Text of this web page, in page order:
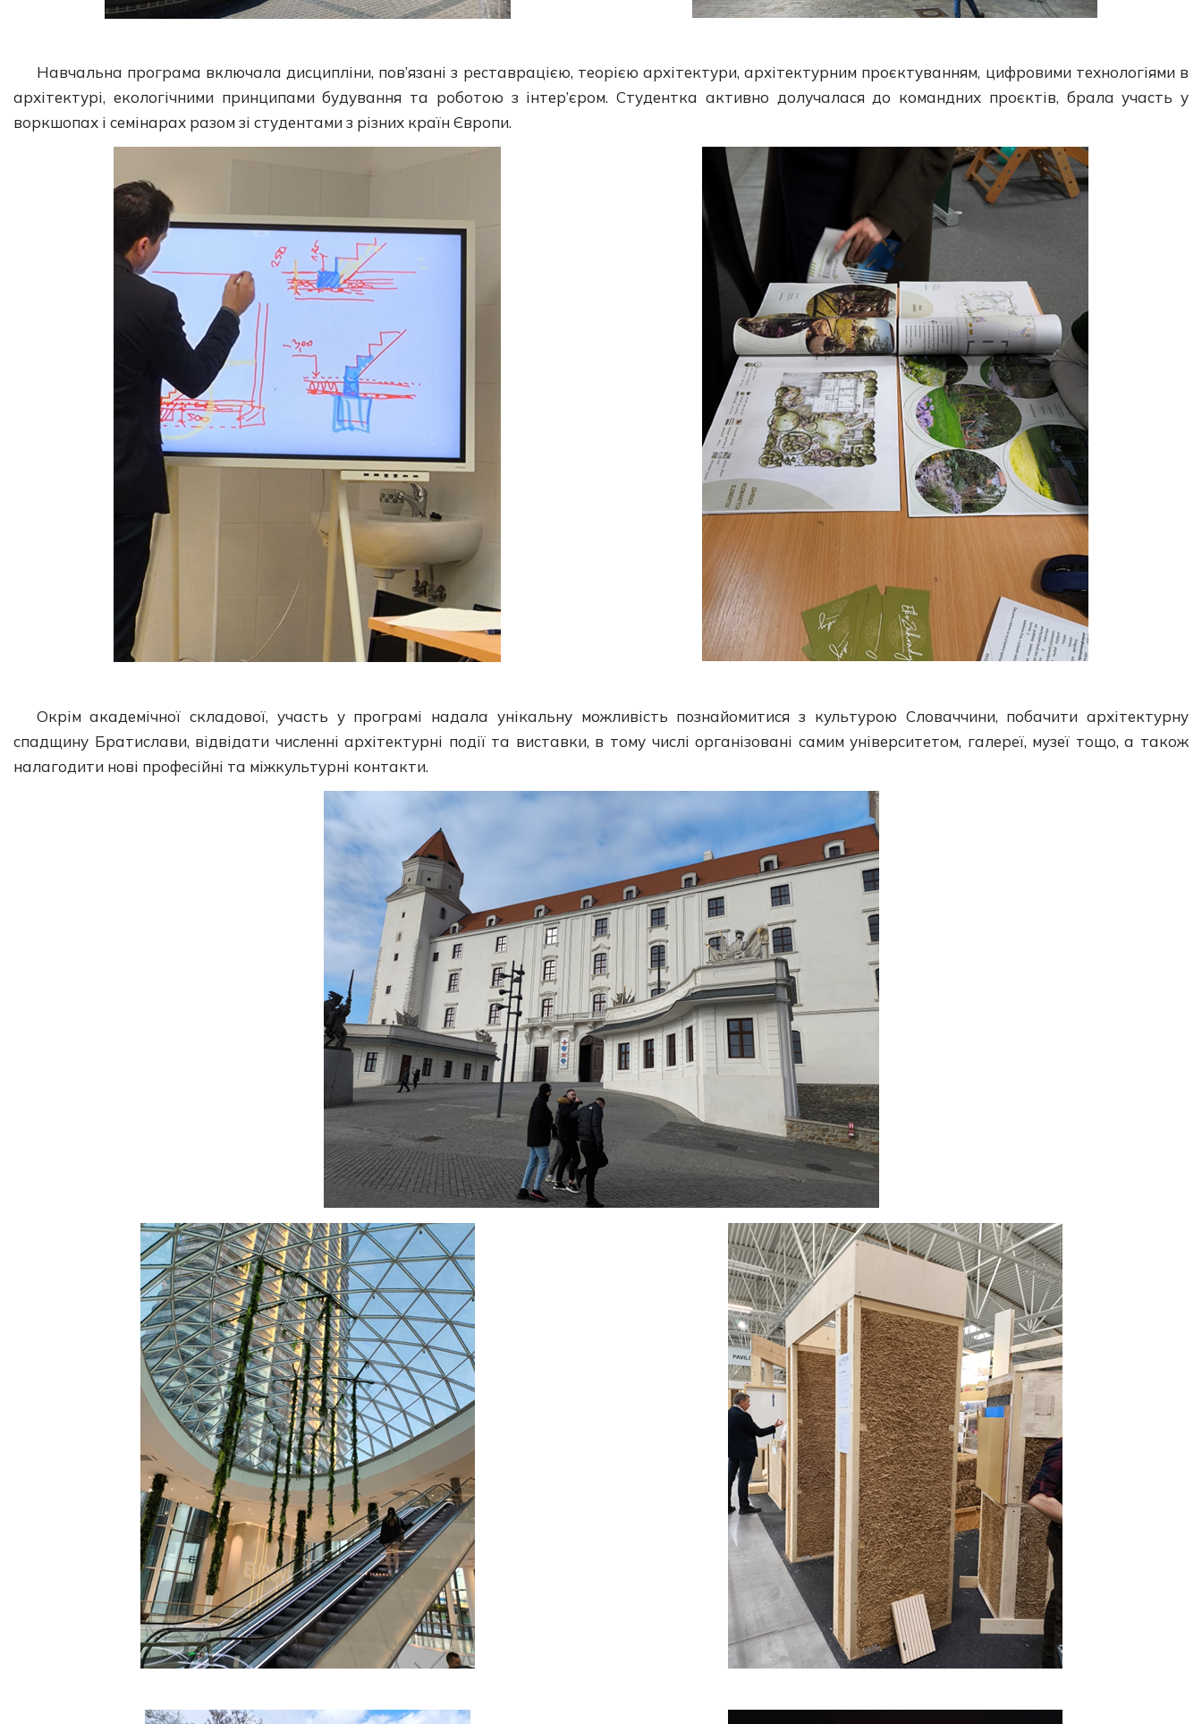
Навчальна програма включала дисципліни, пов’язані з реставрацією, теорією архітектури, архітектурним проєктуванням, цифровими технологіями в
архітектурі, екологічними принципами будування та роботою з інтер’єром. Студентка активно долучалася до командних проєктів, брала участь у
воркшопах і семінарах разом зі студентами з різних країн Європи.
Окрім академічної складової, участь у програмі надала унікальну можливість познайомитися з культурою Словаччини, побачити архітектурну
спадщину Братислави, відвідати численні архітектурні події та виставки, в тому числі організовані самим університетом, галереї, музеї тощо, а також
налагодити нові професійні та міжкультурні контакти.